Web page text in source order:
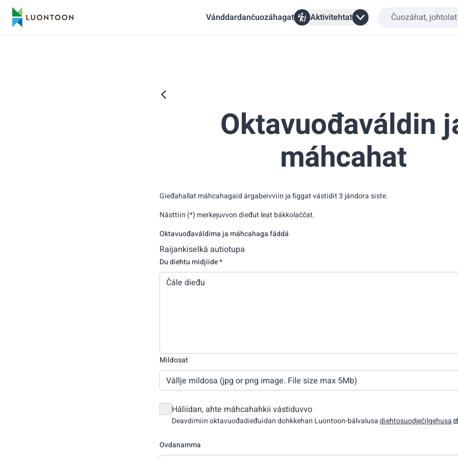
Vánddardančuozáhagat Aktivitehtat
Oktavuođaváldin
máhcahat
Gieđahallat máhcahagaid árgabeivviin ja figgat vástidit 3 jándora siste.
Násttiin (*) merkejuvvon dieđut leat bákkolaččat.
Oktavuođaváldima ja máhcahaga fáddá
Raijankiselkä autiotupa
Du diehtu midjiide *
Mildosat
Vállje mildosa (jpg or png image. File size max 5Mb)
Háliidan, ahte máhcahahkii vástiduvvo
Deavdimiin oktavuođadieđuidan dohkkehan Luontoon-bálvalusadiehtosuodječilgehusa
Ovdanamma